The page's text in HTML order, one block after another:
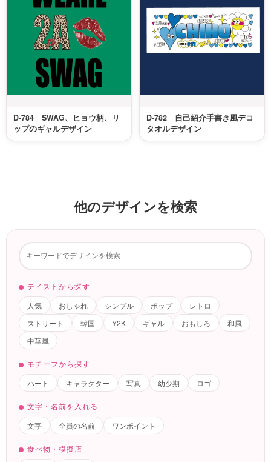
D-784 SWAG、ヒョウ柄、リ
ップのギャルデザイン
D-782 自己紹介手書き風デコ
タオルデザイン
他のデザインを検索
テイストから探す
人気
おしゃれ シンプル ポップ
レトロ
ストリート
韓国 Y2K ギャル おもしろ
和風
中華風
モチーフから探す
ハート
キャラクター 写真 幼少期 ロゴ
文字・名前を入れる
文字
全員の名前 ワンポイント
食べ物・模擬店